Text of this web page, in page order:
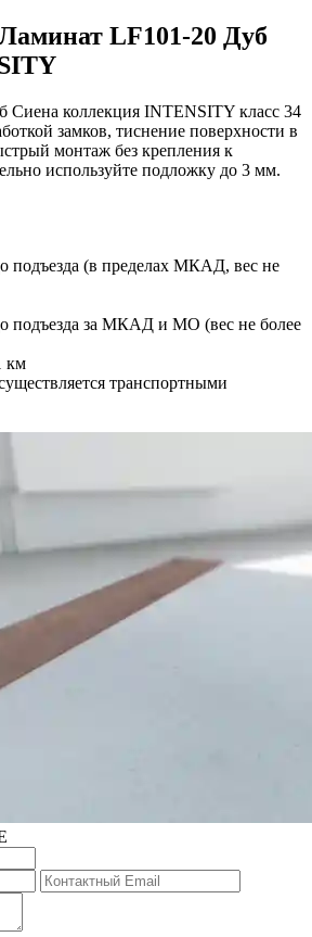
LF101-20 Дуб
Сиена коллекция INTENSITY класс 34
замков, тиснение поверхности в
монтаж без крепления к
используйте подложку до 3 мм.
подъезда (в пределах МКАД, вес не
подъезда за МКАД и МО (вес не более
км
транспортными